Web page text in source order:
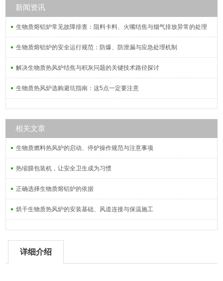
新闻资讯
生物质熔铝炉常见故障排查：阻料卡料、火嘴结焦与烟气排放异常的处理
生物质熔铝炉的安全运行规范：防爆、防泄漏与应急处理机制
解决生物质热风炉结焦与积灰问题的关键技术路径探讨
生物质热风炉选购避坑指南：这5点一定要注意
相关文章
生物质燃料热风炉的启动、停炉操作规范与注意事项
热缩膜包装机，让安全卫生成为习惯
正确选择生物质熔铝炉的依据
烘干生物质热风炉的安装基础、风道连接与保温施工
详细介绍